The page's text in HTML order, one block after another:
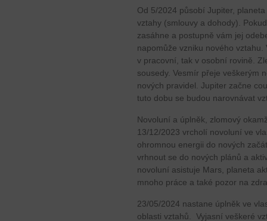
Od 5/2024 působí Jupiter,
vztahy (smlouvy a dohody).
zasáhne a postupně vám jej
napomůže vzniku nového
v pracovní, tak v osobní rovině.
sousedy. Vesmír přeje veškerým
nových pravidel. Jupiter začne
tuto dobu se budou narovnávat
Novoluní a úplněk, zlomový
13/12/2023 vrcholí novoluní ve
ohromnou energii do nových
vrhnout se do nových plánů a
novoluní asistuje Mars, planeta
mnoho práce a také pozor na
23/05/2024 nastane úplněk ve
oblasti vztahů. Vyjasní veškeré